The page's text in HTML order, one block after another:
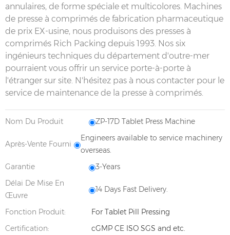
annulaires, de forme spéciale et multicolores. Machines
de presse à comprimés de fabrication pharmaceutique
de prix EX-usine, nous produisons des presses à
comprimés Rich Packing depuis 1993. Nos six
ingénieurs techniques du département d'outre-mer
pourraient vous offrir un service porte-à-porte à
l'étranger sur site. N'hésitez pas à nous contacter pour le
service de maintenance de la presse à comprimés.
Nom Du Produit ZP-17D Tablet Press Machine
Après-Vente Fourni
Engineers available to service machinery
overseas.
Garantie
3-Years
Délai De Mise En
Œuvre
14 Days Fast Delivery.
Fonction Produit:
For Tablet Pill Pressing
Certification:
cGMP CE ISO SGS and etc.